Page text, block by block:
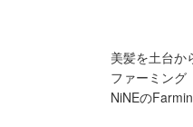
美髪を土台か
ファーミング
NiNEの